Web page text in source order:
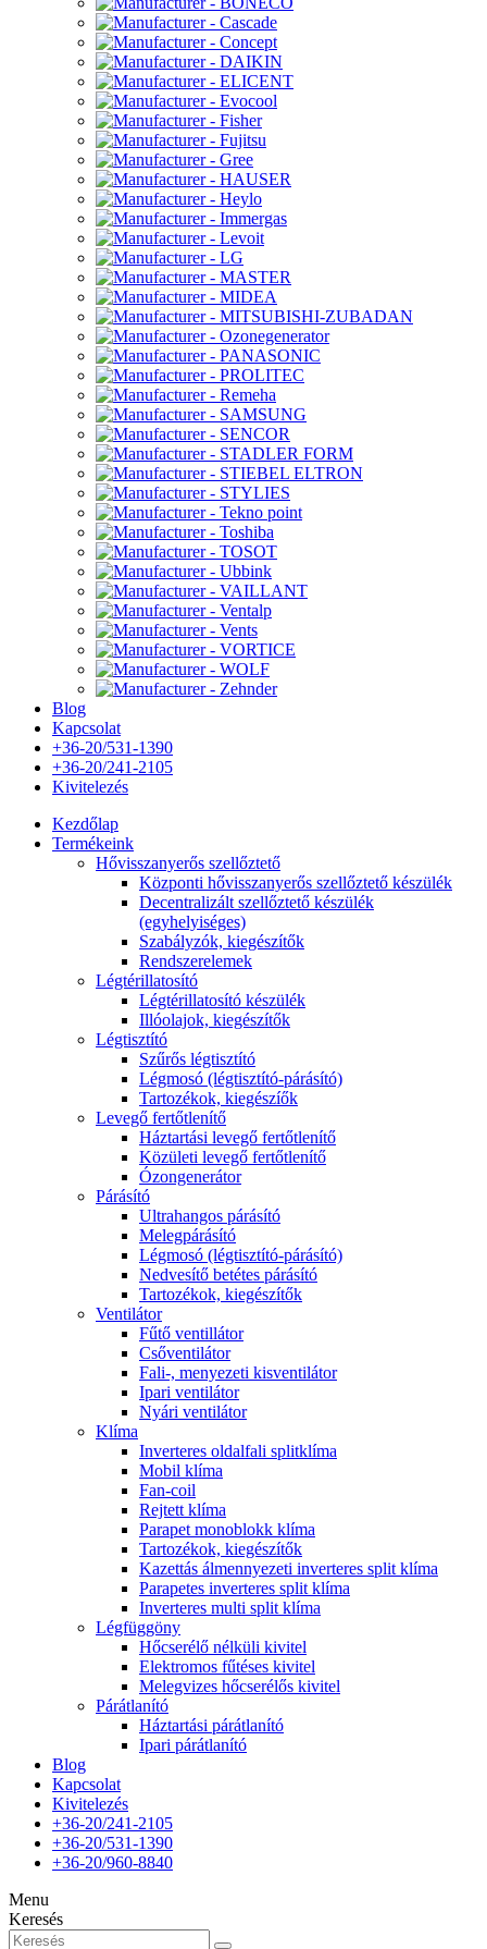
Blog
Kapcsolat
+36-20/531-1390
+36-20/241-2105
Kivitelezés
Kezdőlap
Termékeink
Hővisszanyerős szellőztető
Központi hővisszanyerős szellőztető készülék
Decentralizált szellőztető készülék
(egyhelyiséges)
Szabályzók, kiegészítők
Rendszerelemek
Légtérillatosító
Légtérillatosító készülék
Illóolajok, kiegészítők
Légtisztító
Szűrős légtisztító
Légmosó (légtisztító-párásító)
Tartozékok, kiegészíők
Levegő fertőtlenítő
Háztartási levegő fertőtlenítő
Közületi levegő fertőtlenítő
Ózongenerátor
Párásító
Ultrahangos párásító
Melegpárásító
Légmosó (légtisztító-párásító)
Nedvesítő betétes párásító
Tartozékok, kiegészítők
Ventilátor
Fűtő ventillátor
Csőventilátor
Fali-, menyezeti kisventilátor
Ipari ventilátor
Nyári ventilátor
Klíma
Inverteres oldalfali splitklíma
Mobil klíma
Fan-coil
Rejtett klíma
Parapet monoblokk klíma
Tartozékok, kiegészítők
Kazettás álmennyezeti inverteres split klíma
Parapetes inverteres split klíma
Inverteres multi split klíma
Légfüggöny
Hőcserélő nélküli kivitel
Elektromos fűtéses kivitel
Melegvizes hőcserélős kivitel
Párátlanító
Háztartási párátlanító
Ipari párátlanító
Blog
Kapcsolat
Kivitelezés
+36-20/241-2105
+36-20/531-1390
+36-20/960-8840
Menu
Keresés